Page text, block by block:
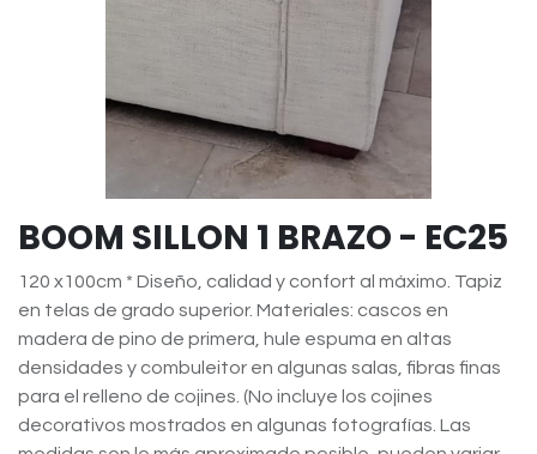
BOOM SILLON 1 BRAZO - EC25
120 x100cm * Diseño, calidad y confort al máximo. Tapiz
en telas de grado superior. Materiales: cascos en
madera de pino de primera, hule espuma en altas
densidades y combuleitor en algunas salas, fibras finas
para el relleno de cojines. (No incluye los cojines
decorativos mostrados en algunas fotografías. Las